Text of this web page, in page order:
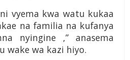
vyema kwa watu kukaa
na familia na kufanya
nyingine ,” anasema
wake wa kazi hiyo.